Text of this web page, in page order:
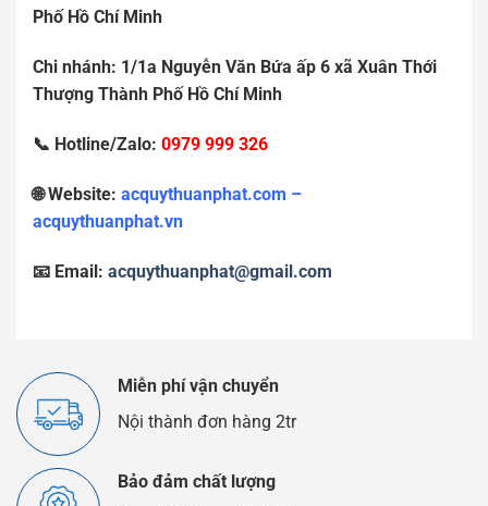
Phố Hồ Chí Minh
Chi nhánh: 1/1a Nguyễn Văn Bứa ấp 6 xã Xuân Thới
Thượng Thành Phố Hồ Chí Minh
📞 Hotline/Zalo: 0979 999 326
🌐 Website: acquythuanphat.com –
acquythuanphat.vn
📧 Email: acquythuanphat@gmail.com
Miễn phí vận chuyển
Nội thành đơn hàng 2tr
Bảo đảm chất lượng